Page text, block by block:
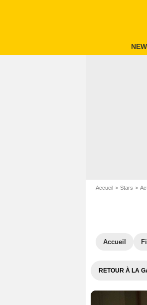
Accueil Stars
Accueil
RETOUR À LA